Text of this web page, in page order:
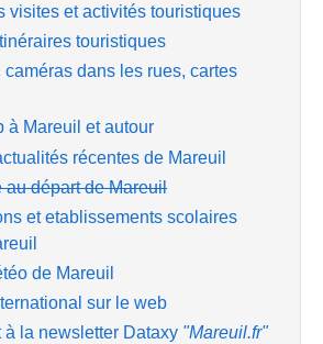
visites et activités touristiques
touristiques
caméras dans les rues, cartes
à Mareuil et autour
récentes de Mareuil
au départ de Mareuil
et etablissements scolaires
de Mareuil
sur le web
à la newsletter Dataxy "Mareuil.fr"